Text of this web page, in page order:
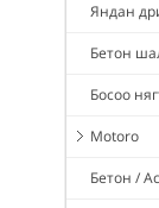
Яндан
Бетон
Босоо
Motoro
Бетон /